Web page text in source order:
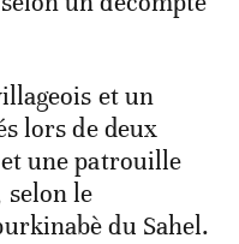
et un
lors de deux
une patrouille
selon le
du Sahel.